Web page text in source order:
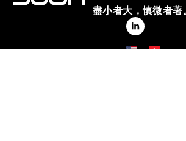
盡小者大，慎微者著